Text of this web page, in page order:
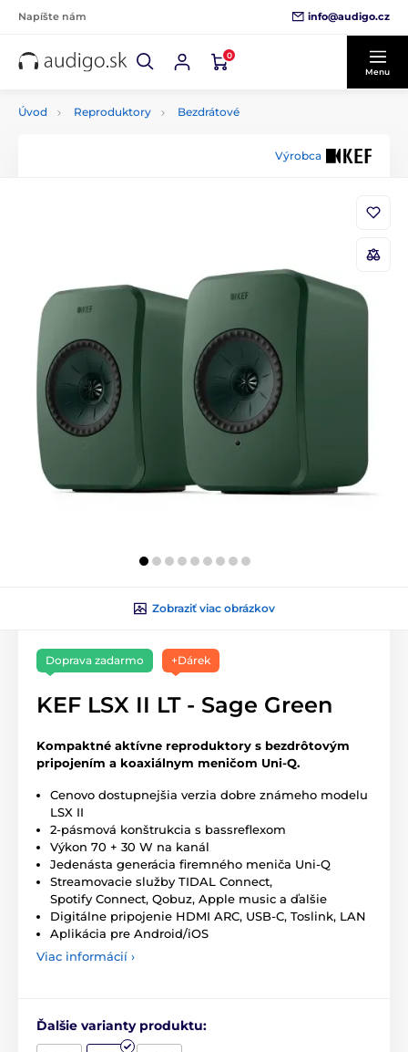
Napíšte nám info@audigo.cz
0
Menu
Úvod Reproduktory Bezdrátové
Výrobca
Zobraziť viac obrázkov
Doprava zadarmo +Dárek
KEF LSX II LT - Sage Green
Kompaktné aktívne reproduktory s bezdrôtovým
pripojením a koaxiálnym meničom Uni-Q.
Cenovo dostupnejšia verzia dobre známeho modelu
LSX II
2-pásmová konštrukcia s bassreflexom
Výkon 70 + 30 W na kanál
Jedenásta generácia firemného meniča Uni-Q
Streamovacie služby TIDAL Connect,
Spotify Connect, Qobuz, Apple music a ďalšie
Digitálne pripojenie HDMI ARC, USB-C, Toslink, LAN
Aplikácia pre Android/iOS
Viac informácií ›
Ďalšie varianty produktu: